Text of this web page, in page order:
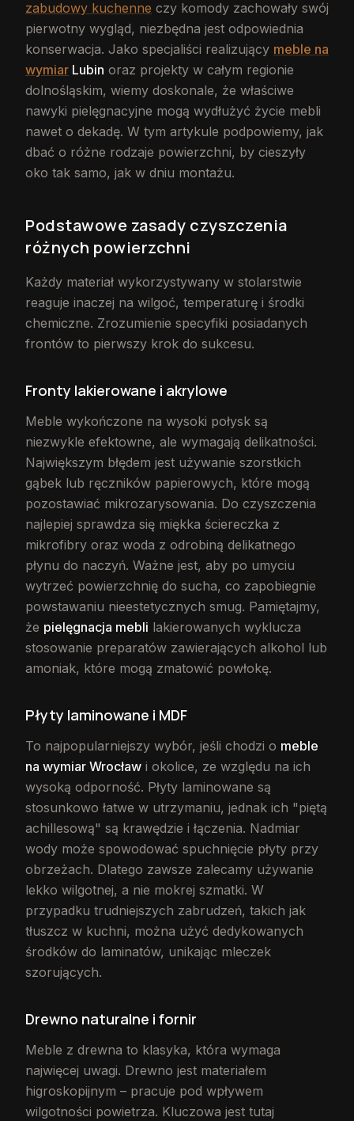
zabudowy kuchenne czy komody zachowały swój
pierwotny wygląd, niezbędna jest odpowiednia
konserwacja. Jako specjaliści realizujący meble na
wymiar Lubin oraz projekty w całym regionie
dolnośląskim, wiemy doskonale, że właściwe
nawyki pielęgnacyjne mogą wydłużyć życie mebli
nawet o dekadę. W tym artykule podpowiemy, jak
dbać o różne rodzaje powierzchni, by cieszyły
oko tak samo, jak w dniu montażu.
Podstawowe zasady czyszczenia
różnych powierzchni
Każdy materiał wykorzystywany w stolarstwie
reaguje inaczej na wilgoć, temperaturę i środki
chemiczne. Zrozumienie specyfiki posiadanych
frontów to pierwszy krok do sukcesu.
Fronty lakierowane i akrylowe
Meble wykończone na wysoki połysk są
niezwykle efektowne, ale wymagają delikatności.
Największym błędem jest używanie szorstkich
gąbek lub ręczników papierowych, które mogą
pozostawiać mikrozarysowania. Do czyszczenia
najlepiej sprawdza się miękka ściereczka z
mikrofibry oraz woda z odrobiną delikatnego
płynu do naczyń. Ważne jest, aby po umyciu
wytrzeć powierzchnię do sucha, co zapobiegnie
powstawaniu nieestetycznych smug. Pamiętajmy,
że pielęgnacja mebli lakierowanych wyklucza
stosowanie preparatów zawierających alkohol lub
amoniak, które mogą zmatowić powłokę.
Płyty laminowane i MDF
To najpopularniejszy wybór, jeśli chodzi o meble
na wymiar Wrocław i okolice, ze względu na ich
wysoką odporność. Płyty laminowane są
stosunkowo łatwe w utrzymaniu, jednak ich "piętą
achillesową" są krawędzie i łączenia. Nadmiar
wody może spowodować spuchnięcie płyty przy
obrzeżach. Dlatego zawsze zalecamy używanie
lekko wilgotnej, a nie mokrej szmatki. W
przypadku trudniejszych zabrudzeń, takich jak
tłuszcz w kuchni, można użyć dedykowanych
środków do laminatów, unikając mleczek
szorujących.
Drewno naturalne i fornir
Meble z drewna to klasyka, która wymaga
najwięcej uwagi. Drewno jest materiałem
higroskopijnym – pracuje pod wpływem
wilgotności powietrza. Kluczowa jest tutaj